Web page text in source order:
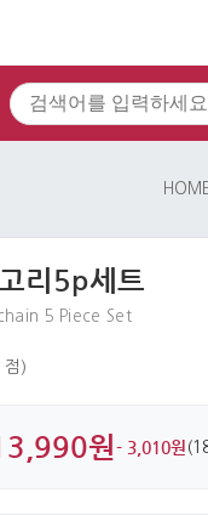
HOME
리5p세트
5 Piece Set
점)
원- 3,010원